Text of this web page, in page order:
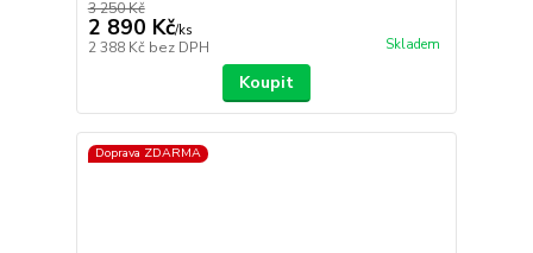
3 250 Kč
2 890 Kč/ks
2 388 Kč bez DPH Skladem
Koupit
Doprava ZDARMA